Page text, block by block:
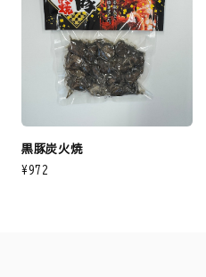
黒豚炭火焼
¥972